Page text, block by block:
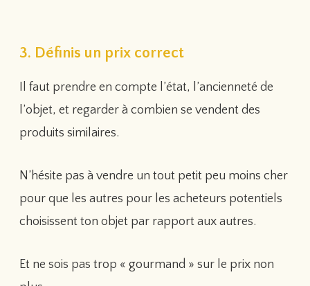
3. Définis un prix correct
Il faut prendre en compte l’état, l’ancienneté de
l’objet, et regarder à combien se vendent des
produits similaires.
N’hésite pas à vendre un tout petit peu moins cher
pour que les autres pour les acheteurs potentiels
choisissent ton objet par rapport aux autres.
Et ne sois pas trop « gourmand » sur le prix non